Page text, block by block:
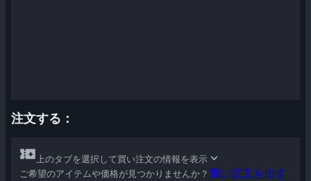
注文する：
上のタブを選択して買い注文の情報を表示
ご希望のアイテムや価格が見つかりませんか？ 買い注文を出す